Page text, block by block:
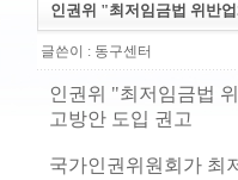
인권위 "최저임금법 위반
글쓴이 : 동구센터
인권위 "최저임금법
고방안 도입 권고
국가인권위원회가 최